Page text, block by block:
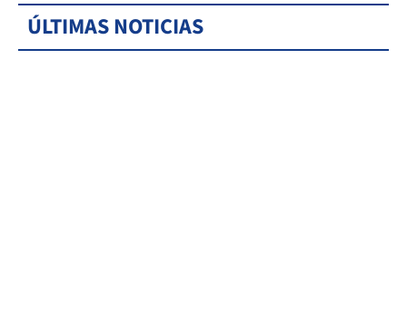
ÚLTIMAS NOTICIAS